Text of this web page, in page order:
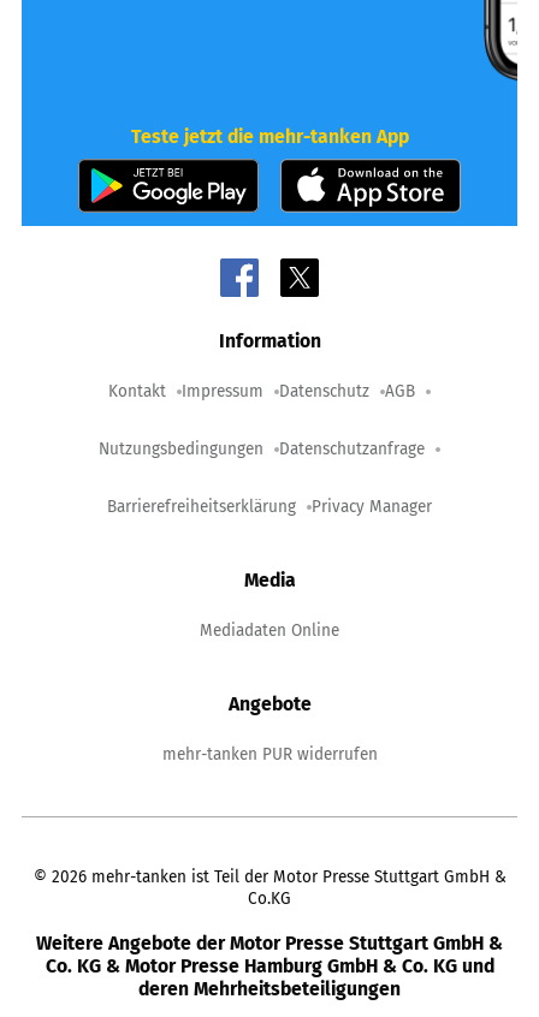
Teste jetzt die mehr-tanken App
Information
Kontakt Impressum Datenschutz AGB
Nutzungsbedingungen Datenschutzanfrage
Barrierefreiheitserklärung Privacy Manager
Media
Mediadaten Online
Angebote
mehr-tanken PUR widerrufen
© 2026 mehr-tanken ist Teil der Motor Presse Stuttgart GmbH &
Co.KG
Weitere Angebote der Motor Presse Stuttgart GmbH &
Co. KG & Motor Presse Hamburg GmbH & Co. KG und
deren Mehrheitsbeteiligungen